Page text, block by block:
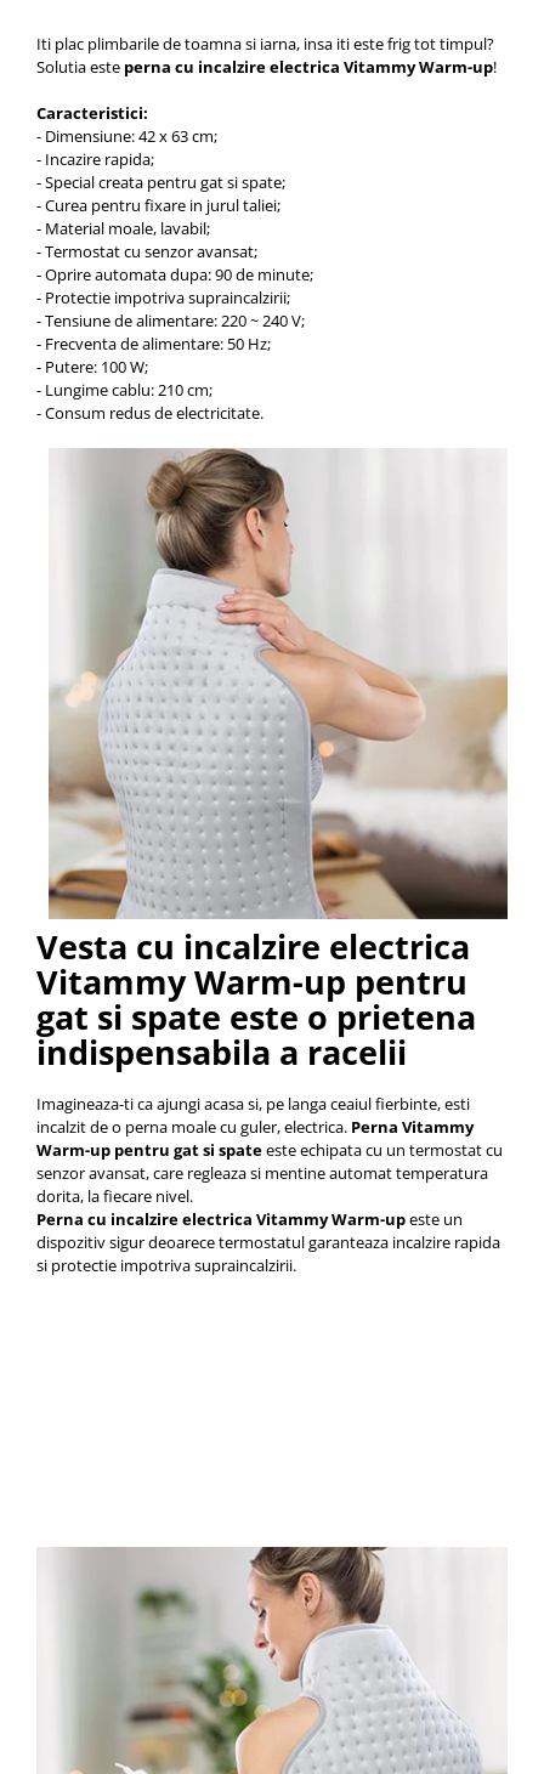
Uscatoare
Perii electrice
Articole ingrijire copii
Aspiratoare nazale
Pompe de san
Incalzitoare si sterilizatoare
Diverse
Electrocasnice & climatizare
Ventilatoare
Purificatoare
Incalzitoare corporale
Electrocasnice mici
Suplimente nutritive
Proteine si aminoacizi
Tablete energizante
Alte suplimente nutritive
Uniforme si saboti medicali
Saboti medicali
Carti
Iti plac plimbarile de toamna si iarna, insa iti este frig tot timpul?
Solutia este perna cu incalzire electrica Vitammy Warm-up!
Caracteristici:
- Dimensiune: 42 x 63 cm;
- Incazire rapida;
- Special creata pentru gat si spate;
- Curea pentru fixare in jurul taliei;
- Material moale, lavabil;
- Termostat cu senzor avansat;
- Oprire automata dupa: 90 de minute;
- Protectie impotriva supraincalzirii;
- Tensiune de alimentare:220 ~ 240 V;
- Frecventa de alimentare: 50 Hz;
- Putere: 100 W;
- Lungime cablu: 210 cm;
- Consum redus de electricitate.
Vesta cu incalzire electrica
Vitammy Warm-up pentru
gat si spate este o prietena
indispensabila a racelii
Imagineaza-ti ca ajungi acasa si, pe langa ceaiul fierbinte, esti
incalzit de o perna moale cu guler, electrica. Perna Vitammy
Warm-up pentru gat si spateeste echipata cu un termostat cu
senzor avansat, care regleaza si mentine automat temperatura
dorita, la fiecare nivel.
Perna cu incalzire electrica Vitammy Warm-upeste un
dispozitiv sigur deoarece termostatul garanteaza incalzire rapida
si protectie impotriva supraincalzirii.